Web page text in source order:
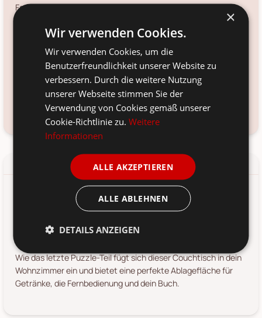
Farbe:
Material:
Teakholz, Eisen
Voraussichtliche Lieferung:
-14. Aug 2026
Frage zum Produkt? Kundenservice kontaktieren
Produkt-/Sicherheitshinweise
Ein herrliches Möbelstück begegnet dir in Form dieses
wunderbaren, quadratischen Couchtischs aus recyceltem
Teakholz. Das Gestell des Tisches besteht aus schwarzem
Eisen und rundet den rustikalen Look des Couchtisches ab.
Wie das letzte Puzzle-Teil fügt sich dieser Couchtisch in dein
Wohnzimmer ein und bietet eine perfekte Ablagefläche für
Getränke, die Fernbedienung und dein Buch.
×
Wir verwenden Cookies.
Wir verwenden Cookies, um die
Benutzerfreundlichkeit unserer Website zu
verbessern. Durch die weitere Nutzung
unserer Webseite stimmen Sie der
Verwendung von Cookies gemäß unserer
Cookie-Richtlinie zu.Weitere
Informationen
ALLE AKZEPTIEREN
ALLE ABLEHNEN
DETAILS ANZEIGEN